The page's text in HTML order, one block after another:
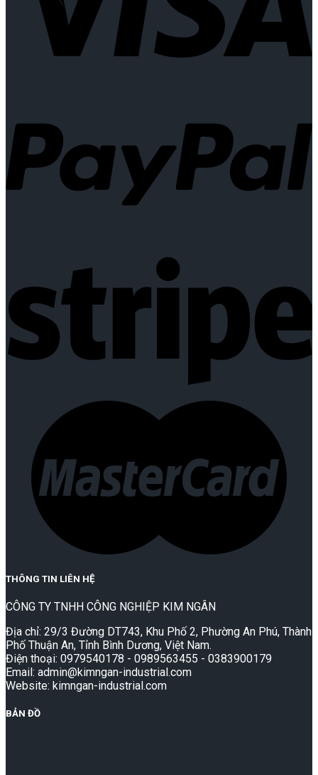
THÔNG TIN LIÊN HỆ
CÔNG TY TNHH CÔNG NGHIỆP KIM NGÂN
Địa chỉ: 29/3 Đường DT743, Khu Phố 2, Phường An Phú, Thành
Phố Thuận An, Tỉnh Bình Dương, Việt Nam.
Điện thoại: 0979540178 - 0989563455 - 0383900179
Email: admin@kimngan-industrial.com
Website: kimngan-industrial.com
BẢN ĐỒ